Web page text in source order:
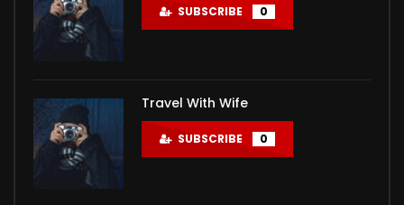
SUBSCRIBE 0
Travel With Wife
SUBSCRIBE 0